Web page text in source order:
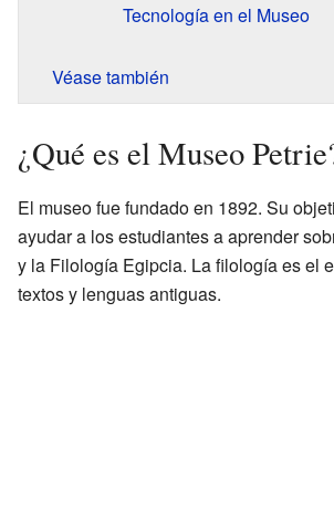
Tecnología en el Museo
Véase también
¿Qué es el Museo
El museo fue fundado en 1892. Su
ayudar a los estudiantes a aprender
y la Filología Egipcia. La filología es el
textos y lenguas antiguas.